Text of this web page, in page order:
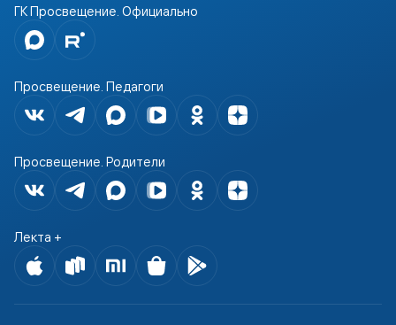
ГК Просвещение. Официально
Просвещение. Педагоги
Лекта +
Просвещение. Родители